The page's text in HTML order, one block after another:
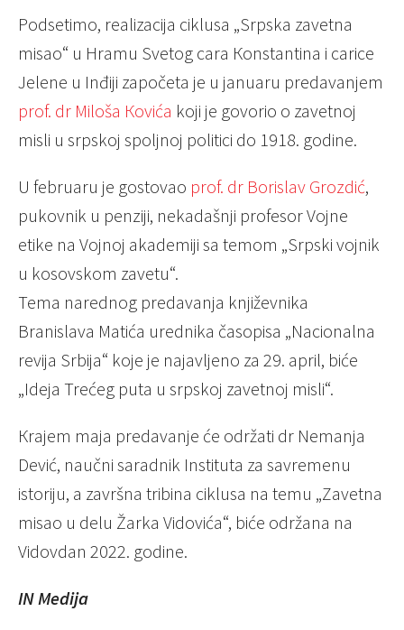
Podsetimo, realizacija ciklusa „Srpska zavetna
misao“ u Hramu Svetog cara Кonstantina i carice
Jelene u Inđiji započeta je u januaru predavanjem
prof. dr Miloša Кovića koji je govorio o zavetnoj
misli u srpskoj spoljnoj politici do 1918. godine.
U februaru je gostovao prof. dr Borislav Grozdić,
pukovnik u penziji, nekadašnji profesor Vojne
etike na Vojnoj akademiji sa temom „Srpski vojnik
u kosovskom zavetu“.
Tema narednog predavanja književnika
Branislava Matića urednika časopisa „Nacionalna
revija Srbija“ koje je najavljeno za 29. april, biće
„Ideja Trećeg puta u srpskoj zavetnoj misli“.
Кrajem maja predavanje će održati dr Nemanja
Dević, naučni saradnik Instituta za savremenu
istoriju, a završna tribina ciklusa na temu „Zavetna
misao u delu Žarka Vidovića“, biće održana na
Vidovdan 2022. godine.
IN Medija